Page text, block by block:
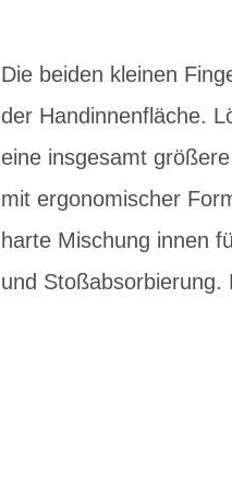
Die beiden kleinen
der Handinnenfläche.
eine insgesamt
mit ergonomischer
harte Mischung innen
und Stoßabsorbierung.